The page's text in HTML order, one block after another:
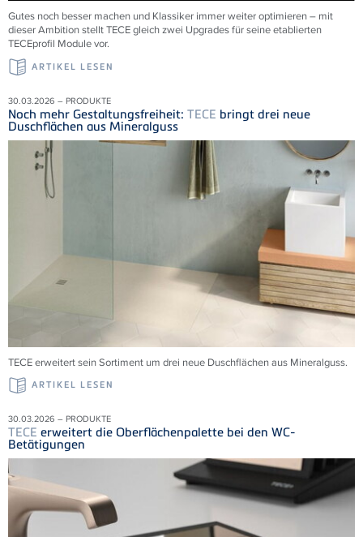
Gutes noch besser machen und Klassiker immer weiter optimieren – mit
dieser Ambition stellt TECE gleich zwei Upgrades für seine etablierten
TECEprofil Module vor.
ARTIKEL LESEN
30.03.2026 – PRODUKTE
Noch mehr Gestaltungsfreiheit: TECE bringt drei neue
Duschflächen aus Mineralguss
TECE erweitert sein Sortiment um drei neue Duschflächen aus Mineralguss.
ARTIKEL LESEN
30.03.2026 – PRODUKTE
TECE erweitert die Oberflächenpalette bei den WC-
Betätigungen